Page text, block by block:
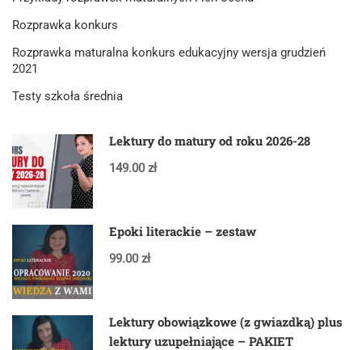
Rozprawka konkurs
Rozprawka maturalna konkurs edukacyjny wersja grudzień
2021
Testy szkoła średnia
Lektury do matury od roku 2026-28
149.00 zł
Epoki literackie – zestaw
99.00 zł
Lektury obowiązkowe (z gwiazdką) plus
lektury uzupełniające – PAKIET